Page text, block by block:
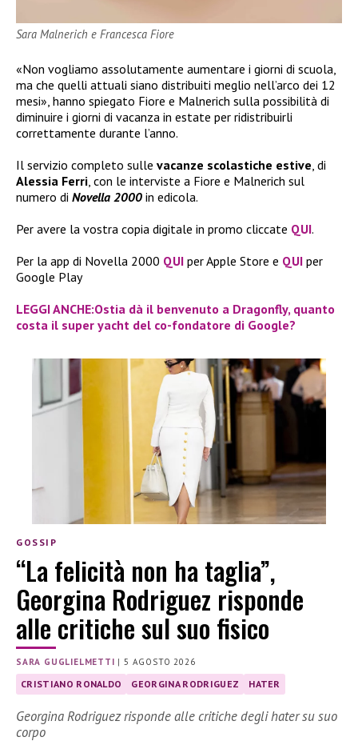
Sara Malnerich e Francesca Fiore
«Non vogliamo assolutamente aumentare i giorni di scuola,
ma che quelli attuali siano distribuiti meglio nell’arco dei 12
mesi», hanno spiegato Fiore e Malnerich sulla possibilità di
diminuire i giorni di vacanza in estate per ridistribuirli
correttamente durante l’anno.
Il servizio completo sulle vacanze scolastiche estive , di
Alessia Ferri , con le interviste a Fiore e Malnerich sul
numero di Novella 2000 in edicola.
Per avere la vostra copia digitale in promo cliccate QUI.
Per la app di Novella 2000 QUI per Apple Store e QUI per
Google Play
LEGGI ANCHE:Ostia dà il benvenuto a Dragonfly, quanto
costa il super yacht del co-fondatore di Google?
GOSSIP
“La felicità non ha taglia”,
Georgina Rodriguez risponde
alle critiche sul suo fisico
SARA GUGLIELMETTI |5 AGOSTO 2026
CRISTIANO RONALDO GEORGINA RODRIGUEZ HATER
Georgina Rodriguez risponde alle critiche degli hater su suo
corpo